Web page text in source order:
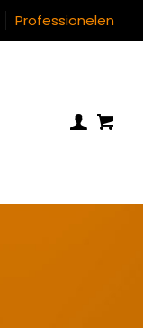
Professionelen